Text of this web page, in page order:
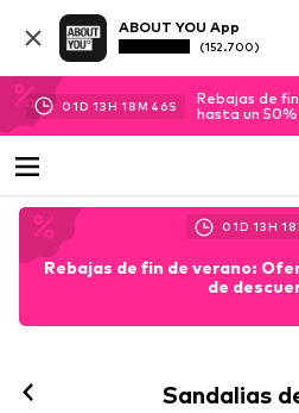
ABOUT YOU App
(152.700)
01D 13H 18M 45S
Rebajas de
hasta un
01D 13H 18
Rebajas de fin de verano:
de
Sandalias